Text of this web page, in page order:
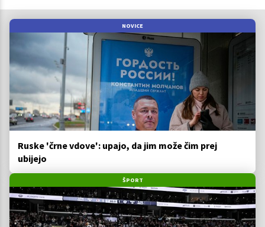
NOVICE
Ruske 'črne vdove': upajo, da jim može čim prej
ubijejo
ŠPORT